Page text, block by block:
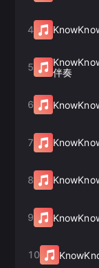
4
5
伴奏
6
7
8
9
10